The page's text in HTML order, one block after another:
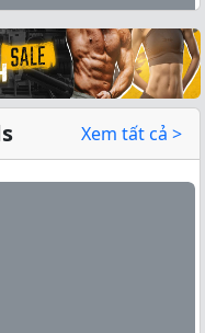
Xem tất cả >